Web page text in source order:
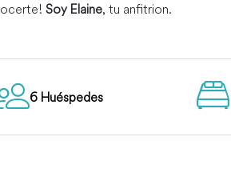
Soy Elaine, tu anfitrion.
6 Huéspedes